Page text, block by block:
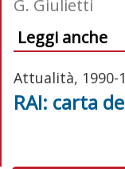
G. Giulietti
Leggi anche
Attualità, 1990-
RAI: carta